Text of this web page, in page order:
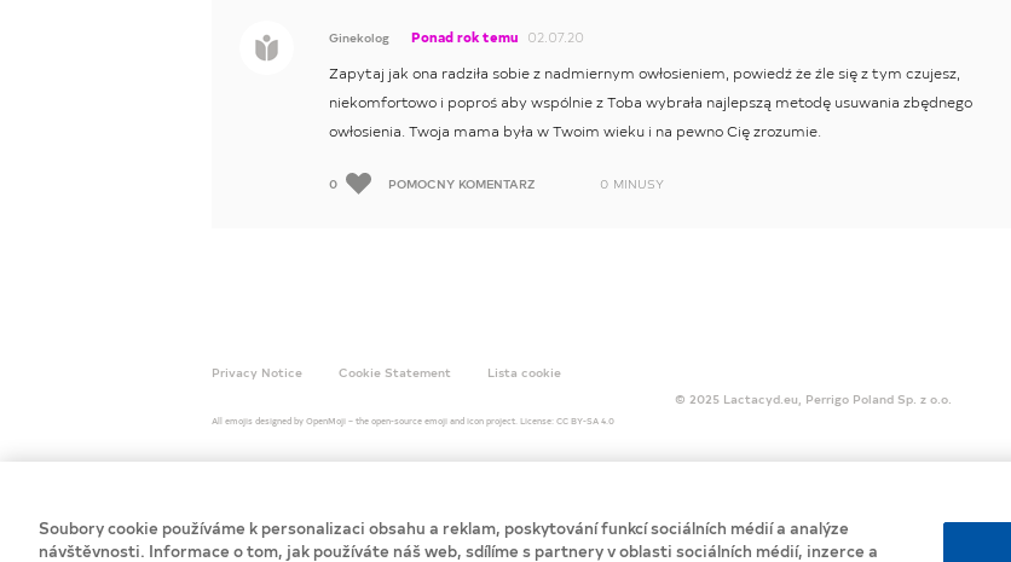
Ginekolog Ponad rok temu 02.07.20
Zapytaj jak ona radziła sobie z nadmiernym owłosieniem, powiedź że źle się z tym czujesz,
niekomfortowo i poproś aby wspólnie z Toba wybrała najlepszą metodę usuwania zbędnego
owłosienia. Twoja mama była w Twoim wieku i na pewno Cię zrozumie.
0 POMOCNY KOMENTARZ 0 MINUSY
Privacy Notice Cookie Statement Lista cookie
© 2025 Lactacyd.eu, Perrigo Poland Sp. z o.o.
All emojis designed by OpenMoji – the open-source emoji and icon project. License: CC BY-SA 4.0
Soubory cookie používáme k personalizaci obsahu a reklam, poskytování funkcí sociálních médií a analýze
návštěvnosti. Informace o tom, jak používáte náš web, sdílíme s partnery v oblasti sociálních médií, inzerce a